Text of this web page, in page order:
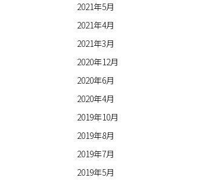
2021年5月
2021年4月
2021年3月
2020年12月
2020年6月
2020年4月
2019年10月
2019年8月
2019年7月
2019年5月